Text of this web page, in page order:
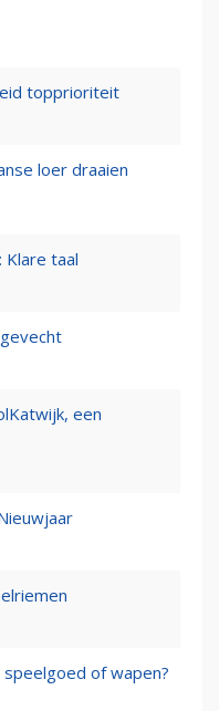
topprioriteit
loer draaien
taal
een
of wapen?